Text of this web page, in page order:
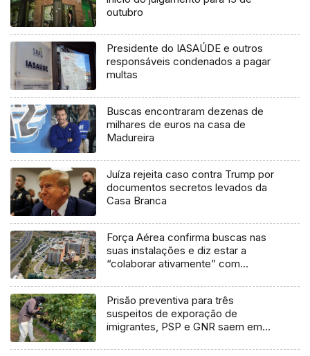
outubro
Presidente do IASAÚDE e outros
responsáveis condenados a pagar
multas
Buscas encontraram dezenas de
milhares de euros na casa de
Madureira
Juíza rejeita caso contra Trump por
documentos secretos levados da
Casa Branca
Força Aérea confirma buscas nas
suas instalações e diz estar a
“colaborar ativamente” com
Prisão preventiva para três
suspeitos de exporação de
imigrantes, PSP e GNR saem em